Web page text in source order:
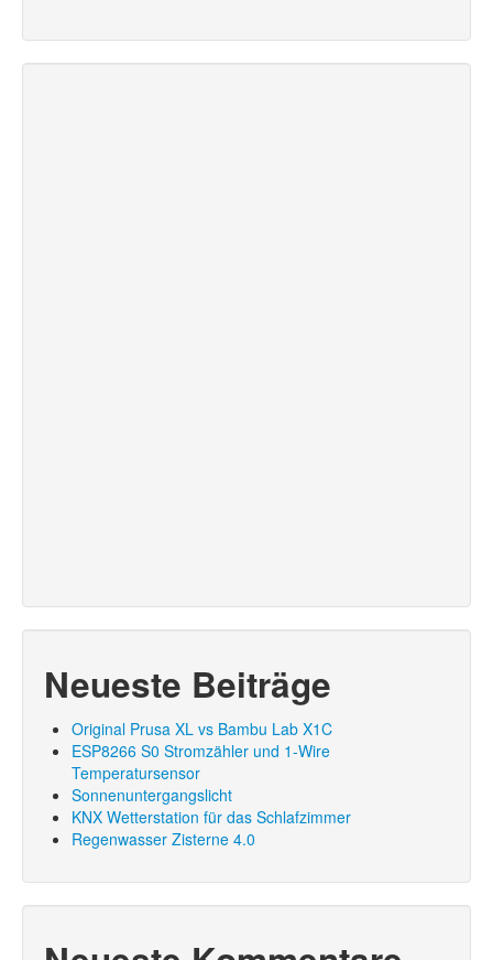
Neueste Beiträge
Original Prusa XL vs Bambu Lab X1C
ESP8266 S0 Stromzähler und 1-Wire
Temperatursensor
Sonnenuntergangslicht
KNX Wetterstation für das Schlafzimmer
Regenwasser Zisterne 4.0